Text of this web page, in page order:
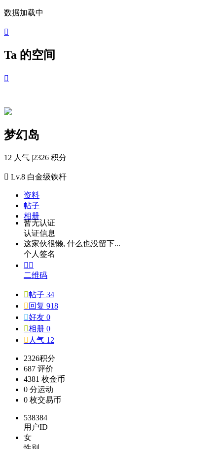
数据加载中

Ta 的空间

梦幻岛
12 人气 |2326 积分
 Lv.8 白金级铁杆
资料
帖子
相册
暂无认证
认证信息
这家伙很懒, 什么也没留下...
个人签名
 
二维码
帖子 34
 回复 918
好友 0
相册 0
 人气 12
2326积分
687 评价
4381 枚金币
0 分运动
0 枚交易币
538384
用户ID
女